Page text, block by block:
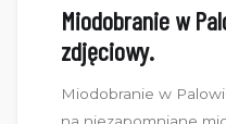
Miodobranie w
zdjęciowy.
Miodobranie w
na niezapomniane